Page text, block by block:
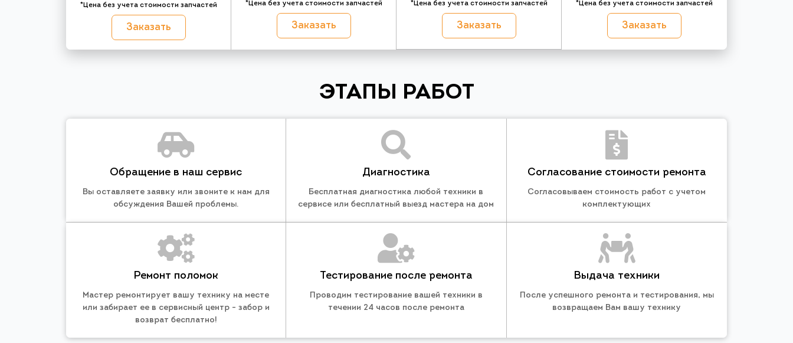
*Цена без учета стоимости запчастей
Заказать
*Цена без учета стоимости запчастей
Заказать
*Цена без учета стоимости запчастей
Заказать
*Цена без учета стоимости запчастей
Заказать
ЭТАПЫ РАБОТ
Обращение в наш сервис
Вы оставляете заявку или звоните к нам для
обсуждения Вашей проблемы.
Диагностика
Бесплатная диагностика любой техники в
сервисе или бесплатный выезд мастера на дом
Согласование стоимости ремонта
Согласовываем стоимость работ с учетом
комплектующих
Ремонт поломок
Мастер ремонтирует вашу технику на месте
или забирает ее в сервисный центр - забор и
возврат бесплатно!
Тестирование после ремонта
Проводим тестирование вашей техники в
течении 24 часов после ремонта
Выдача техники
После успешного ремонта и тестирования, мы
возвращаем Вам вашу технику